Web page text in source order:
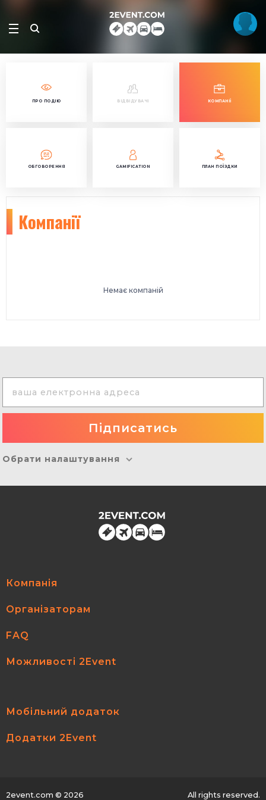
ПРО ПОДІЮ ВІДВІДУВАЧІ КОМПАНІЇ
ОБГОВОРЕННЯ GAMIFICATION ПЛАН ПОЇЗДКИ
Компанії
Немає компаній
Обрати налаштування
Компанія
Організаторам
FAQ
Можливості 2Event
Мобільний додаток
Додатки 2Event
2event.com © 2026 All rights reserved.